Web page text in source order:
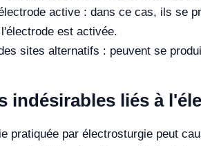
active : dans ce cas, ils se
est activée.
sites alternatifs : peuvent se
indésirables liés à
pratiquée par électrosturgie peut